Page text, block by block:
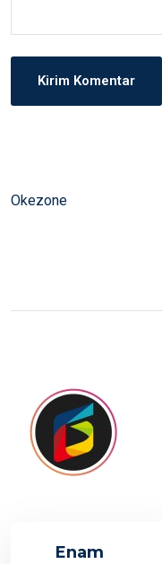
Okezone
Enam